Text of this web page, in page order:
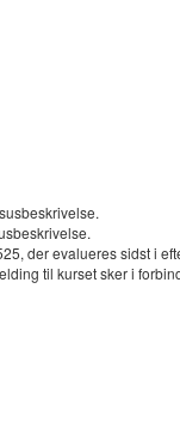
der evalueres sidst i
til kurset sker i